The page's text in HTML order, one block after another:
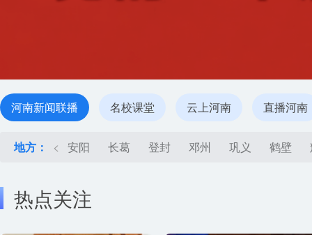
河南新闻联播 名校课堂 云上河南 直播河南
地方： < 安阳 长葛 登封 邓州 巩义 鹤壁
热点关注